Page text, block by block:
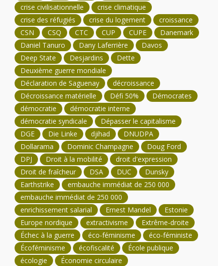
crise civilisationnelle
crise climatique
crise des réfugiés
crise du logement
croissance
CSN
CSQ CTC CUP CUPE
Danemark
Daniel Tanuro
Dany Laferrière
Davos
Deep State
Desjardins
Dette
Deuxième guerre mondiale
Déclaration de Saguenay
décroissance
Décroissance matérielle
Défi 50%
Démocrates
démocratie
démocratie interne
démocratie syndicale
Dépasser le capitalisme
DGE
Die Linke djihad
DNUDPA
Dollarama
Dominic Champagne
Doug Ford
DPJ
Droit à la mobilité
droit d'expression
Droit de fraîcheur
DSA DUC
Dunsky
Earthstrike
embauche immédiat de 250 000
embauche immédiat de 250 000
enrichissement salarial
Ernest Mandel
Estonie
Europe nordique
extractivisme
Extrême-droite
Échec à la guerre
éco-féminisme
éco-féministe
Écoféminisme
écofiscalité
École publique
écologie
Économie circulaire